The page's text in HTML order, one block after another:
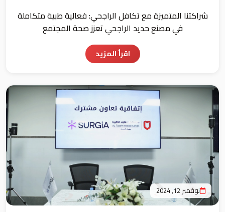
شراكتنا المتميزة مع تكافل الراجحي: فعالية طبية متكاملة
في مصنع حديد الراجحي تعزز صحة المجتمع
اقرأ المزيد
نوفمبر 12, 2024